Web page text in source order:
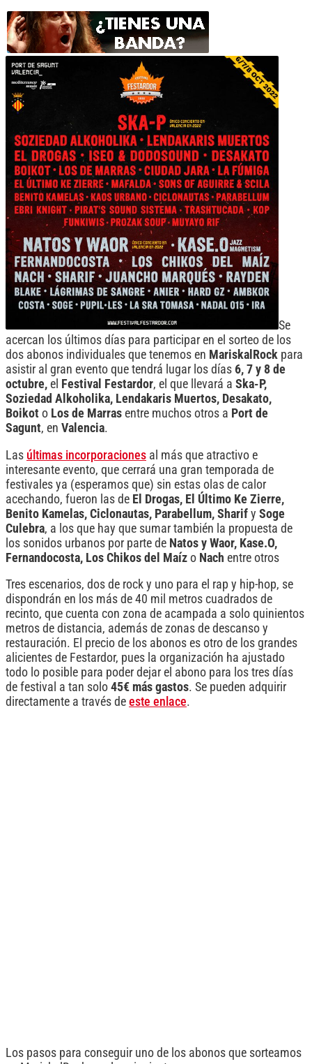
Se
acercan los últimos días para participar en el sorteo de los
dos abonos individuales que tenemos en MariskalRock para
asistir al gran evento que tendrá lugar los días 6, 7 y 8 de
octubre, el Festival Festardor, el que llevará a Ska-P,
Soziedad Alkoholika, Lendakaris Muertos, Desakato,
Boikot o Los de Marras entre muchos otros a Port de
Sagunt, en Valencia.
Las últimas incorporaciones al más que atractivo e
interesante evento, que cerrará una gran temporada de
festivales ya (esperamos que) sin estas olas de calor
acechando, fueron las de El Drogas, El Último Ke Zierre,
Benito Kamelas, Ciclonautas, Parabellum, Sharif y Soge
Culebra, a los que hay que sumar también la propuesta de
los sonidos urbanos por parte de Natos y Waor, Kase.O,
Fernandocosta, Los Chikos del Maíz o Nach entre otros
Tres escenarios, dos de rock y uno para el rap y hip-hop, se
dispondrán en los más de 40 mil metros cuadrados de
recinto, que cuenta con zona de acampada a solo quinientos
metros de distancia, además de zonas de descanso y
restauración. El precio de los abonos es otro de los grandes
alicientes de Festardor, pues la organización ha ajustado
todo lo posible para poder dejar el abono para los tres días
de festival a tan solo 45€ más gastos. Se pueden adquirir
directamente a través de este enlace.
Los pasos para conseguir uno de los abonos que sorteamos